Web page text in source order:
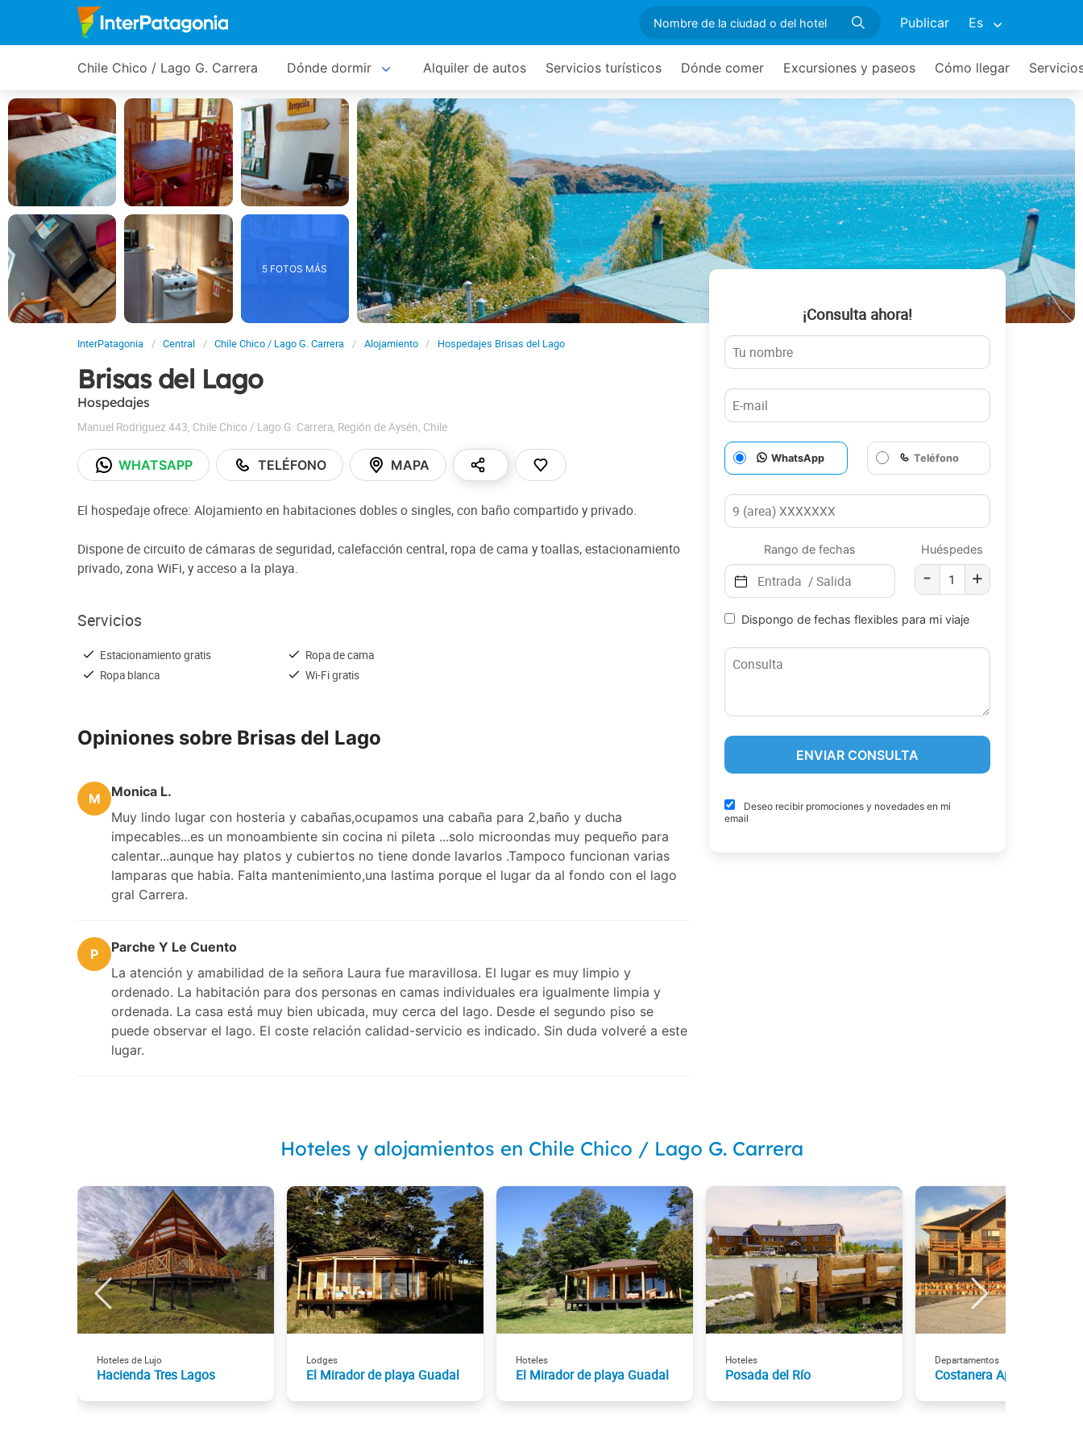
Publicar Es
Chile Chico / Lago G. Carrera Dónde dormir Alquiler de autos Servicios turísticos Dónde comer Excursiones y paseos Cómo llegar
5 FOTOS MÁS
InterPatagonia Central Chile Chico / Lago G. Carrera Alojamiento Hospedajes Brisas del Lago
Brisas del Lago
Hospedajes
Manuel Rodriguez 443, Chile Chico / Lago G. Carrera, Región de Aysén, Chile
WHATSAPP TELÉFONO MAPA
El hospedaje ofrece: Alojamiento en habitaciones dobles o singles, con baño compartido y privado.
Dispone de circuito de cámaras de seguridad, calefacción central, ropa de cama y toallas, estacionamiento
privado, zona WiFi, y acceso a la playa.
Servicios
Estacionamiento gratis
Ropa blanca
Ropa de cama
Wi-Fi gratis
Opiniones sobre Brisas del Lago
M
Monica L.
Muy lindo lugar con hosteria y cabañas,ocupamos una cabaña para 2,baño y ducha
impecables...es un monoambiente sin cocina ni pileta ...solo microondas muy pequeño para
calentar...aunque hay platos y cubiertos no tiene donde lavarlos .Tampoco funcionan varias
lamparas que habia. Falta mantenimiento,una lastima porque el lugar da al fondo con el lago
gral Carrera.
P
Parche Y Le Cuento
La atención y amabilidad de la señora Laura fue maravillosa. El lugar es muy limpio y
ordenado. La habitación para dos personas en camas individuales era igualmente limpia y
ordenada. La casa está muy bien ubicada, muy cerca del lago. Desde el segundo piso se
puede observar el lago. El coste relación calidad-servicio es indicado. Sin duda volveré a este
lugar.
¡Consulta ahora!
WhatsApp Teléfono
Rango de fechas Huéspedes
- +
Dispongo de fechas flexibles para mi viaje
Deseo recibir promociones y novedades en mi
email
Hoteles y alojamientos en Chile Chico / Lago G. Carrera
Hoteles de Lujo
Hacienda Tres Lagos
Lodges
El Mirador de playa Guadal
Hoteles
El Mirador de playa Guadal
Hoteles
Posada del Río
Departamentos
Costanera Apart